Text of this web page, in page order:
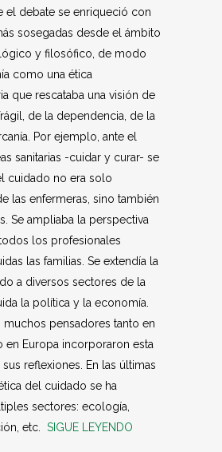
el debate se enriqueció con
sosegadas desde el ámbito
y filosófico, de modo
como una ética
que rescataba una visión de
de la dependencia, de la
Por ejemplo, ante el
sanitarias -cuidar y curar- se
cuidado no era solo
las enfermeras, sino también
Se ampliaba la perspectiva
los profesionales
las familias. Se extendía la
a diversos sectores de la
la política y la economía.
muchos pensadores tanto en
en Europa incorporaron esta
reflexiones. En las últimas
del cuidado se ha
sectores: ecología,
etc. SIGUE LEYENDO